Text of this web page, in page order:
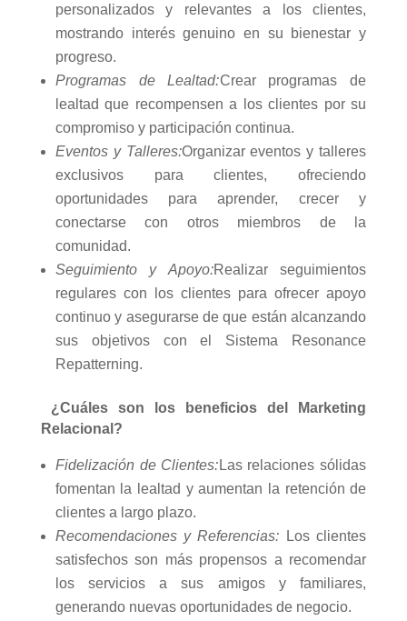
personalizados y relevantes a los clientes,
mostrando interés genuino en su bienestar y
progreso.
Programas de Lealtad:Crear programas de
lealtad que recompensen a los clientes por su
compromiso y participación continua.
Eventos y Talleres:Organizar eventos y talleres
exclusivos para clientes, ofreciendo
oportunidades para aprender, crecer y
conectarse con otros miembros de la
comunidad.
Seguimiento y Apoyo:Realizar seguimientos
regulares con los clientes para ofrecer apoyo
continuo y asegurarse de que están alcanzando
sus objetivos con el Sistema Resonance
Repatterning.
¿Cuáles son los beneficios del Marketing
Relacional?
Fidelización de Clientes: Las relaciones sólidas
fomentan la lealtad y aumentan la retención de
clientes a largo plazo.
Recomendaciones y Referencias:
Los clientes
satisfechos son más propensos a recomendar
los servicios a sus amigos y familiares,
generando nuevas oportunidades de negocio.